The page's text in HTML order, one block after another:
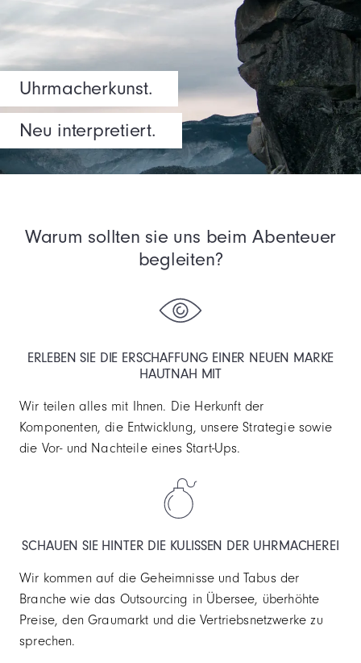
Uhrmacherkunst.
Neu interpretiert.
Warum sollten sie uns beim Abenteuer
begleiten?
ERLEBEN SIE DIE ERSCHAFFUNG EINER NEUEN MARKE
HAUTNAH MIT
Wir teilen alles mit Ihnen. Die Herkunft der
Komponenten, die Entwicklung, unsere Strategie sowie
die Vor- und Nachteile eines Start-Ups.
SCHAUEN SIE HINTER DIE KULISSEN DER UHRMACHEREI
Wir kommen auf die Geheimnisse und Tabus der
Branche wie das Outsourcing in Übersee, überhöhte
Preise, den Graumarkt und die Vertriebsnetzwerke zu
sprechen.